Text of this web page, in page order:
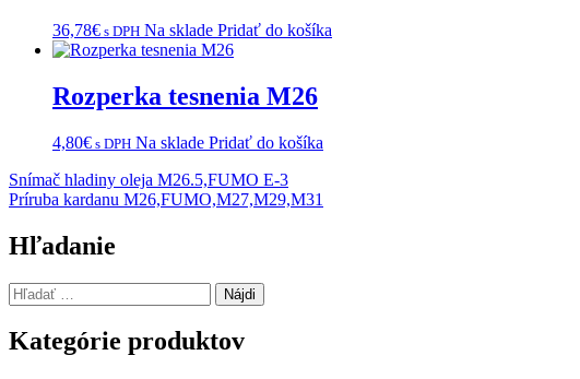
36,78€ s DPH Na sklade Pridať do košíka
Rozperka tesnenia M26
4,80€ s DPH Na sklade Pridať do košíka
Navigácia
v
článku
Snímač hladiny oleja M26.5,FUMO E-3
Príruba kardanu M26,FUMO,M27,M29,M31
Hľadanie
Hľadať:
Kategórie produktov